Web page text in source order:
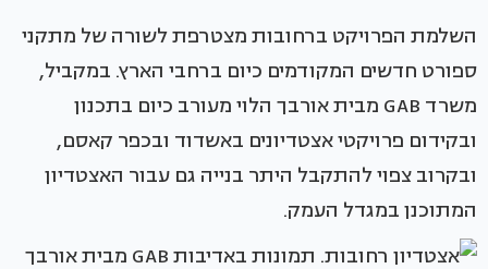
השלמת הפרויקט ברחובות מצטרפת לשורה של מתקני
ספורט חדשים המקודמים כיום ברחבי הארץ. במקביל,
משרד GAB מבית אורבך הלוי מעורב כיום בתכנון
ובקידום פרויקטי אצטדיונים באשדוד ובכפר קאסם,
ובקרוב צפוי להתקבל היתר בנייה גם עבור האצטדיון
המתוכנן במגדל העמק.